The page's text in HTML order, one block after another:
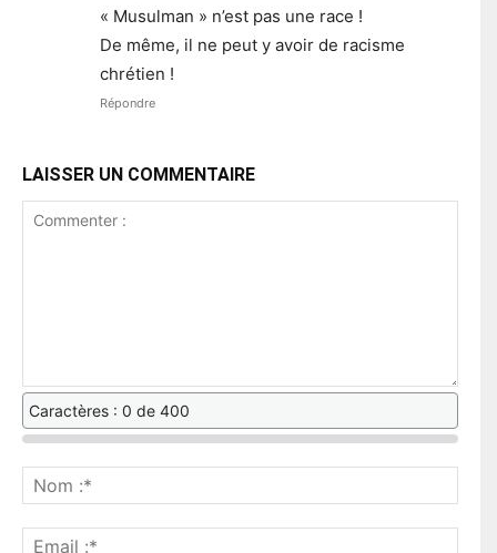
« Musulman » n’est pas une race !
De même, il ne peut y avoir de racisme
chrétien !
Répondre
LAISSER UN COMMENTAIRE
Caractères : 0 de 400